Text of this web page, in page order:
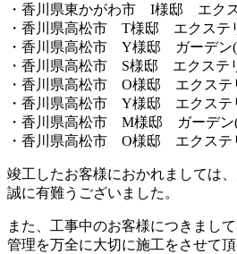
・香川県東かがわ市 I様邸 エク
・香川県高松市 T様邸 エクステ
・香川県高松市 Y様邸 ガーデン
・香川県高松市 S様邸 エクステ
・香川県高松市 O様邸 エクステ
・香川県高松市 Y様邸 エクステ
・香川県高松市 M様邸 ガーデン
・香川県高松市 O様邸 エクステ
竣工したお客様におかれましては
誠に有難うございました。
また、工事中のお客様につきまし
管理を万全に大切に施工をさせて頂